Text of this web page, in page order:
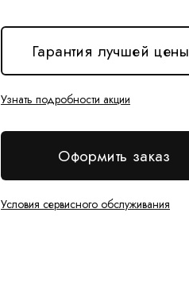
Гарантия лучшей цены
Узнать подробности акции
Оформить заказ
Условия сервисного обслуживания